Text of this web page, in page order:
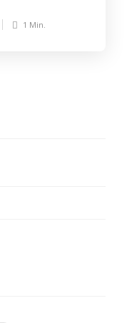
1 Min.